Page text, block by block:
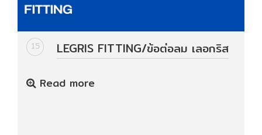
15 LEGRIS FITTING/ข้อต่อลม เลอกริส
Read more